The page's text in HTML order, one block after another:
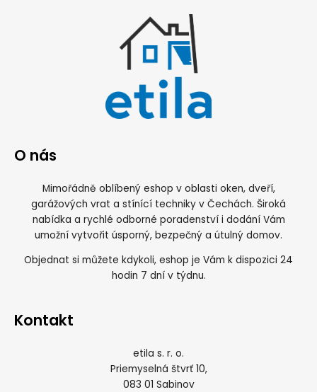
O nás
Mimořádně oblíbený eshop v oblasti oken, dveří,
garážových vrat a stínící techniky v Čechách. Široká
nabídka a rychlé odborné poradenství i dodání Vám
umožní vytvořit úsporný, bezpečný a útulný domov.
Objednat si můžete kdykoli, eshop je Vám k dispozici 24
hodin 7 dní v týdnu.
Kontakt
etila s. r. o.
Priemyselná štvrť 10,
083 01 Sabinov